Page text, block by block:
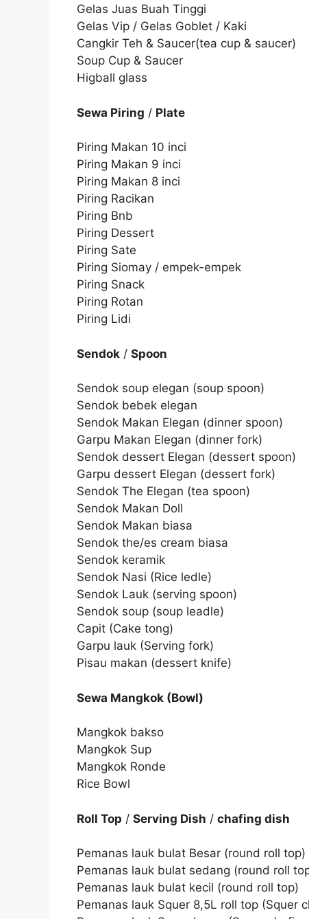
Gelas Juas Buah Tinggi
Gelas Vip / Gelas Goblet / Kaki
Cangkir Teh & Saucer(tea cup & saucer)
Soup Cup & Saucer
Higball glass
Sewa Piring / Plate
Piring Makan 10 inci
Piring Makan 9 inci
Piring Makan 8 inci
Piring Racikan
Piring Bnb
Piring Dessert
Piring Sate
Piring Siomay / empek-empek
Piring Snack
Piring Rotan
Piring Lidi
Sendok / Spoon
Sendok soup elegan (soup spoon)
Sendok bebek elegan
Sendok Makan Elegan (dinner spoon)
Garpu Makan Elegan (dinner fork)
Sendok dessert Elegan (dessert spoon)
Garpu dessert Elegan (dessert fork)
Sendok The Elegan (tea spoon)
Sendok Makan Doll
Sendok Makan biasa
Sendok the/es cream biasa
Sendok keramik
Sendok Nasi (Rice ledle)
Sendok Lauk (serving spoon)
Sendok soup (soup leadle)
Capit (Cake tong)
Garpu lauk (Serving fork)
Pisau makan (dessert knife)
Sewa Mangkok (Bowl)
Mangkok bakso
Mangkok Sup
Mangkok Ronde
Rice Bowl
Roll Top / Serving Dish / chafing dish
Pemanas lauk bulat Besar (round roll top)
Pemanas lauk bulat sedang (round roll
Pemanas lauk bulat kecil (round roll top)
Pemanas lauk Squer 8,5L roll top (Squer